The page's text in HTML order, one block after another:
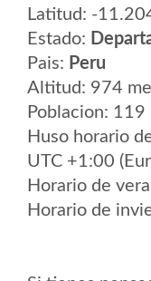
Latitud: -
Estado:
Pais: Peru
Altitud: 974
Poblacion: 119
Huso horario
UTC +1:00
Horario de
Horario de